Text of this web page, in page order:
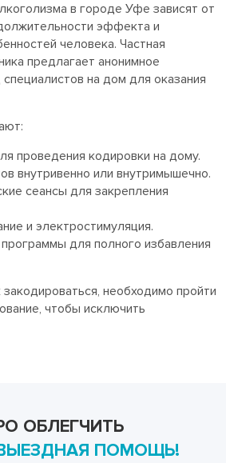
в городе Уфе зависят от
эффекта и
человека. Частная
предлагает анонимное
на дом для оказания
проведения кодировки на дому.
внутривенно или внутримышечно.
сеансы для закрепления
и электростимуляция.
для полного избавления
необходимо пройти
чтобы исключить
ОБЛЕГЧИТЬ
ПОМОЩЬ!